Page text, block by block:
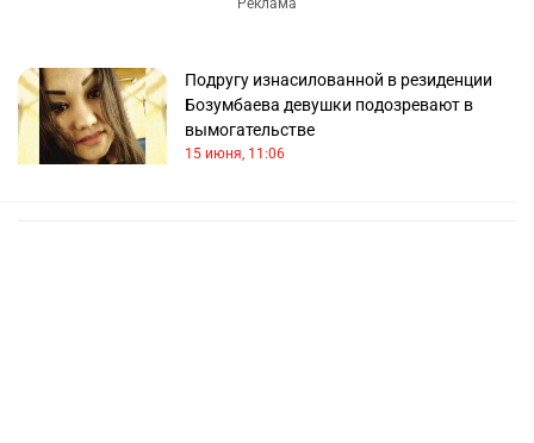
Подругу изнасилованной в резиденции
Бозумбаева девушки подозревают в
вымогательстве
15 июня, 11:06